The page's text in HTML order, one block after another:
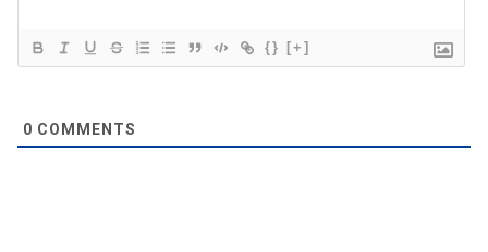
{} [+]
0 COMMENTS